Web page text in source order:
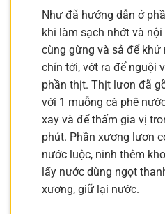
Như đã hướng dẫn ở
khi làm sạch nhớt và
cùng gừng và sả để khử
chín tới, vớt ra để nguội
phần thịt. Thịt lươn đã
với 1 muỗng cà phê
xay và để thấm gia vị
phút. Phần xương lươn
nước luộc, ninh thêm
lấy nước dùng ngọt
xương, giữ lại nước.